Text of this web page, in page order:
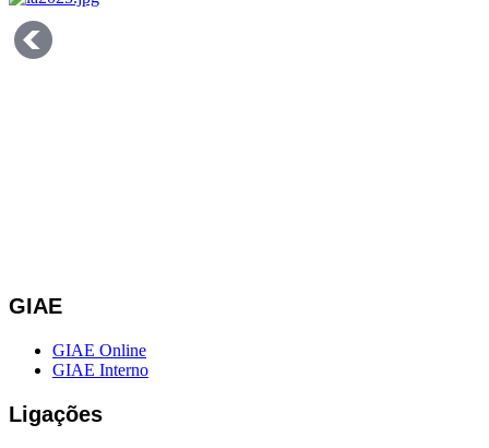
GIAE
GIAE Online
GIAE Interno
Ligações